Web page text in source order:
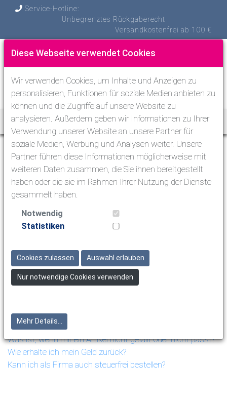
Service-Hotline:
Unbegrenztes Rückgaberecht
Versandkostenfrei ab 100 €
Toggle
Fragen und Antworten
Einige Fragen im Überblick:
Wie kann ich bestellen?
Ich weiss meine Größe nicht.
Ich habe den Artikel woanders günstiger gesehen.
Was passiert, wenn ein Artikel nicht lieferbar ist?
Wie wird die Ware versandt?
Kann ich die Sendung an eine abweichende Lieferadresse
senden lassen?
Was passiert, wenn mich der Paketbote nicht antrifft?
Was ist anders bei Lieferungen in Nicht EU-Länder?
Was ist, wenn mir ein Artikel nicht gefällt oder nicht passt?
Wie erhalte ich mein Geld zurück?
Kann ich als Firma auch steuerfrei bestellen?
Diese Webseite verwendet Cookies
Wir verwenden Cookies, um Inhalte und Anzeigen zu
personalisieren, Funktionen für soziale Medien anbieten zu
können und die Zugriffe auf unsere Website zu
analysieren. Außerdem geben wir Informationen zu Ihrer
Verwendung unserer Website an unsere Partner für
soziale Medien, Werbung und Analysen weiter. Unsere
Partner führen diese Informationen möglicherweise mit
weiteren Daten zusammen, die Sie ihnen bereitgestellt
haben oder die sie im Rahmen Ihrer Nutzung der Dienste
gesammelt haben.
Notwendig
Statistiken
Cookies zulassen Auswahl erlauben
Nur notwendige Cookies verwenden
Mehr Details...